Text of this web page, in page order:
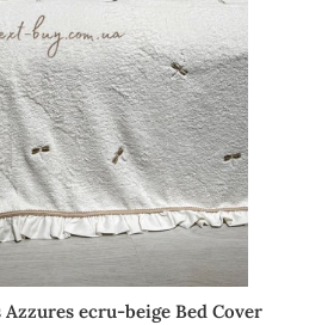
ecru-beige Bed Cover